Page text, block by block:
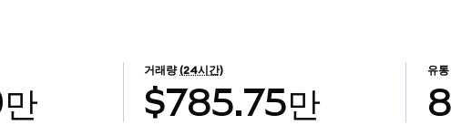
거래량 (24시간)
$785.75만
유